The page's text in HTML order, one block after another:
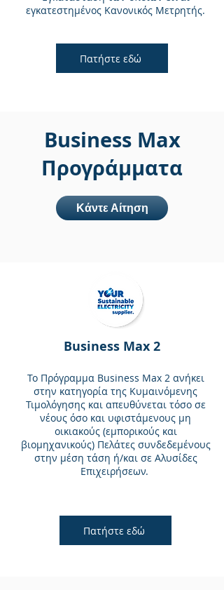
εγκατεστημένος Κανονικός Μετρητής.
Πατήστε εδώ
Business Max
Προγράμματα
Κάντε Αίτηση
Business Max 2
Το Πρόγραμμα Business Max 2 ανήκει
στην κατηγορία της Κυμαινόμενης
Τιμολόγησης και απευθύνεται τόσο σε
νέους όσο και υφιστάμενους μη
οικιακούς (εμπορικούς και
βιομηχανικούς) Πελάτες συνδεδεμένους
στην μέση τάση ή/και σε Αλυσίδες
Επιχειρήσεων.
Πατήστε εδώ